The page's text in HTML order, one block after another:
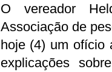
O vereador
Associação de
hoje (4) um ofício
explicações